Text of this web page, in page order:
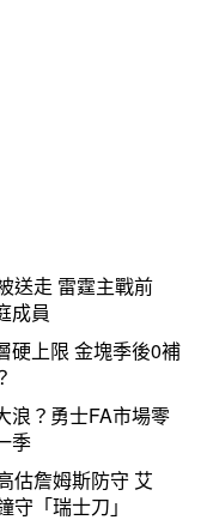
送走 雷霆主戰前
成員
硬上限 金塊季後0補
浪？勇士FA市場零
季
估詹姆斯防守 艾
守「瑞士刀」